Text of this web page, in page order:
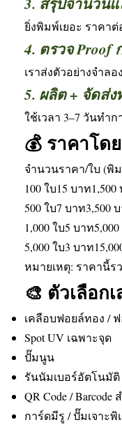
ยิ่งพิมพ์เยอะ ราคาต่
4. ตรวจ Proof
เราส่งตัวอย่างจำล
5. ผลิต + จัดส่ง
ใช้เวลา 3–7 วันทำ
💰 ราคาโด
จำนวนราคา/ใบ (พิ
100 ใบ15 บาท1,500
500 ใบ7 บาท3,500
1,000 ใบ5 บาท
5,000 ใบ3 บาท
หมายเหตุ: ราคานี้ร
🎨 ตัวเลือก
เคลือบฟอยล์ทอง / ฟ
Spot UV เฉพาะจุด
ปั๊มนูน
รันนัมเบอร์อัตโนมัติ
QR Code /
การ์ดมีรู / ปั๊มเจาะพิ